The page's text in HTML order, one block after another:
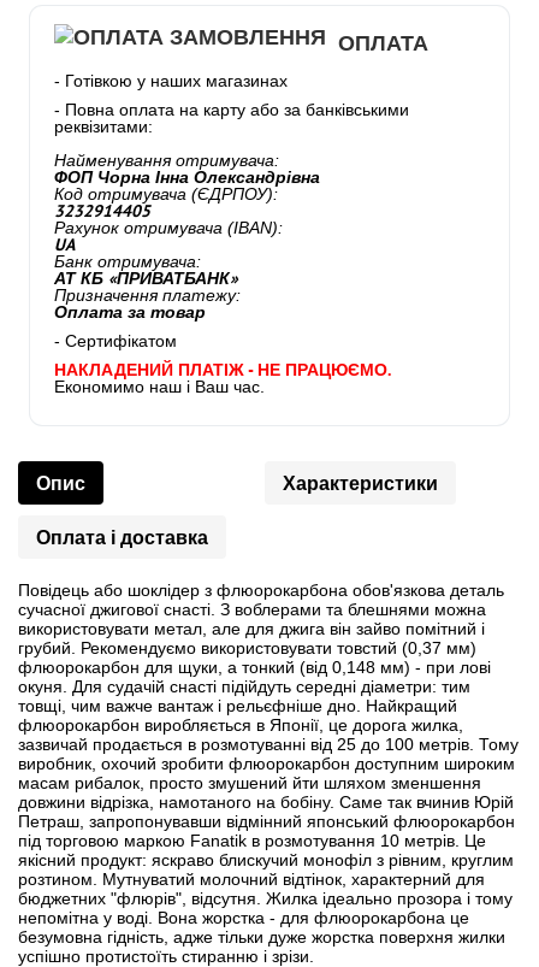
ОПЛАТА
- Готівкою у наших магазинах
- Повна оплата на карту або за банківськими
реквізитами:
Найменування отримувача:
ФОП Чорна Інна Олександрівна
Код отримувача (ЄДРПОУ):
3232914405
Рахунок отримувача (IBAN):
UA
Банк отримувача:
АТ КБ «ПРИВАТБАНК»
Призначення платежу:
Оплата за товар
- Сертифікатом
НАКЛАДЕНИЙ ПЛАТІЖ - НЕ ПРАЦЮЄМО.
Економимо наш і Ваш час.
Опис Характеристики
Оплата і доставка
Повідець або шоклідер з флюорокарбона обов'язкова деталь
сучасної джигової снасті. З воблерами та блешнями можна
використовувати метал, але для джига він зайво помітний і
грубий. Рекомендуємо використовувати товстий (0,37 мм)
флюорокарбон для щуки, а тонкий (від 0,148 мм) - при лові
окуня. Для судачій снасті підійдуть середні діаметри: тим
товщі, чим важче вантаж і рельєфніше дно. Найкращий
флюорокарбон виробляється в Японії, це дорога жилка,
зазвичай продається в розмотуванні від 25 до 100 метрів. Тому
виробник, охочий зробити флюорокарбон доступним широким
масам рибалок, просто змушений йти шляхом зменшення
довжини відрізка, намотаного на бобіну. Саме так вчинив Юрій
Петраш, запропонувавши відмінний японський флюорокарбон
під торговою маркою Fanatik в розмотування 10 метрів. Це
якісний продукт: яскраво блискучий монофіл з рівним, круглим
розтином. Мутнуватий молочний відтінок, характерний для
бюджетних "флюрів", відсутня. Жилка ідеально прозора і тому
непомітна у воді. Вона жорстка - для флюорокарбона це
безумовна гідність, адже тільки дуже жорстка поверхня жилки
успішно протистоїть стиранню і зрізи.